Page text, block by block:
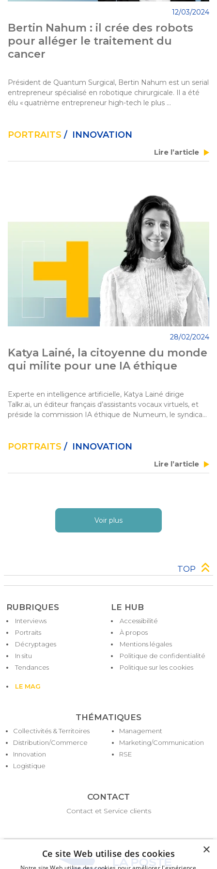
Bertin Nahum : il crée des robots
pour alléger le traitement du
cancer
12/03/2024
Président de Quantum Surgical, Bertin Nahum est un serial
entrepreneur spécialisé en robotique chirurgicale. Il a été
élu « quatrième entrepreneur high-tech le plus
plateforme robotique dédiée au traitement des cancers de
PORTRAITS / INNOVATION
Lire l’article
Katya Lainé, la citoyenne du monde
qui milite pour une IA éthique
28/02/2024
Experte en intelligence artificielle, Katya Lainé dirige
Talkr.ai, un éditeur français d’assistants vocaux virtuels, et
préside la commission IA éthique de Numeum, le syndicat
confiance ».
PORTRAITS / INNOVATION
Lire l’article
Voir plus
TOP
RUBRIQUES
Interviews
Portraits
Décryptages
In situ
Tendances
LE MAG
THÉMATIQUES
Collectivités & Territoires
Distribution/Commerce
Innovation
Logistique
Management
Marketing/Communication
RSE
LE HUB
Pied
de
page
Accessibilité
À propos
Mentions légales
Politique de confidentialité
Politique sur les cookies
CONTACT
Contact et Service clients
×
Ce site Web utilise des cookies